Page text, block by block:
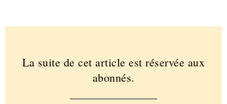
La suite de cet article est réservée aux
abonnés.